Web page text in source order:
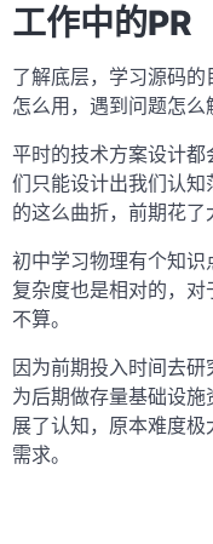
工作中的PR
了解底层，学习源码
怎么用，遇到问题怎么
平时的技术方案设计
们只能设计出我们认
的这么曲折，前期花了
初中学习物理有个知
复杂度也是相对的，
不算。
因为前期投入时间去
为后期做存量基础设
展了认知，原本难度
需求。